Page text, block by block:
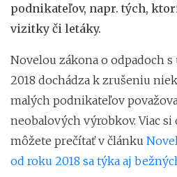
podnikateľov, napr. tých,
vizitky či letáky.
Novelou zákona o odpadoch
2018 dochádza k zrušeniu
malých podnikateľov
neobalových výrobkov. Viac
môžete prečítať v článku
od roku 2018 sa týka aj